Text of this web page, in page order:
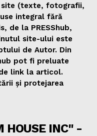
site (texte, fotografii,
integral fără
de la PRESShub,
site-ului este
de Autor. Din
pot fi preluate
link la articol.
și protejarea
HOUSE INC" -